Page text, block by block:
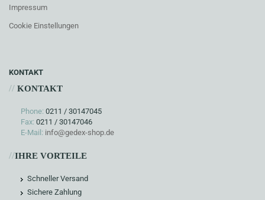
Impressum
Cookie Einstellungen
KONTAKT
// KONTAKT
Phone: 0211 / 30147045
Fax: 0211 / 30147046
E-Mail: info@gedex-shop.de
//IHRE VORTEILE
Schneller Versand
Sichere Zahlung